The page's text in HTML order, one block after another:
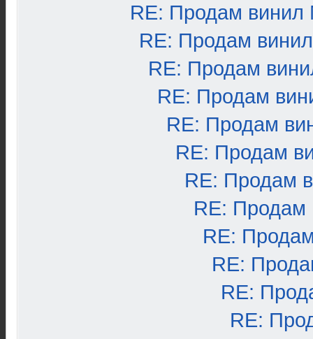
RE: Продам винил
RE: Продам
RE: Продам
RE: Продам
RE: Продам
RE: Продам
RE: Продам
RE: Продам
RE:
RE:
RE:
RE: